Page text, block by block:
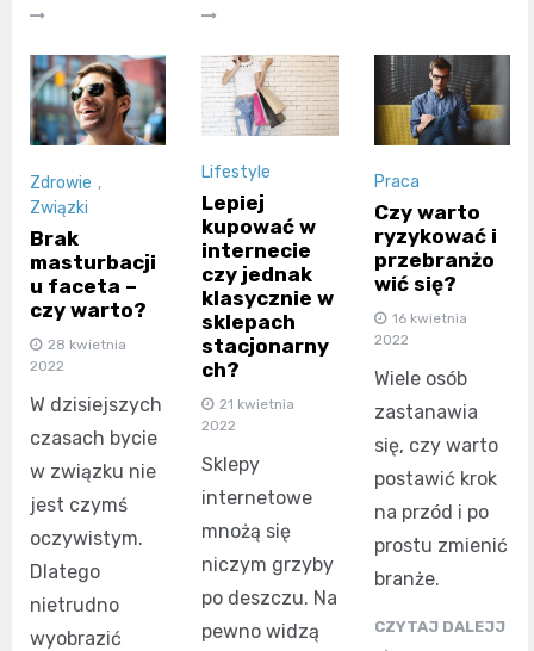
Zdrowie ,
Związki
Brak
masturbacji
u faceta –
czy warto?
28 kwietnia
2022
W dzisiejszych
czasach bycie
w związku nie
jest czymś
oczywistym.
Dlatego
nietrudno
wyobrazić
Lifestyle
Lepiej
kupować w
internecie
czy jednak
klasycznie w
sklepach
stacjonarny
ch?
21 kwietnia
2022
Sklepy
internetowe
mnożą się
niczym grzyby
po deszczu. Na
pewno widzą
Praca
Czy warto
ryzykować i
przebranżo
wić się?
16 kwietnia
2022
Wiele osób
zastanawia
się, czy warto
postawić krok
na przód i po
prostu zmienić
branże.
CZYTAJ DALEJJ